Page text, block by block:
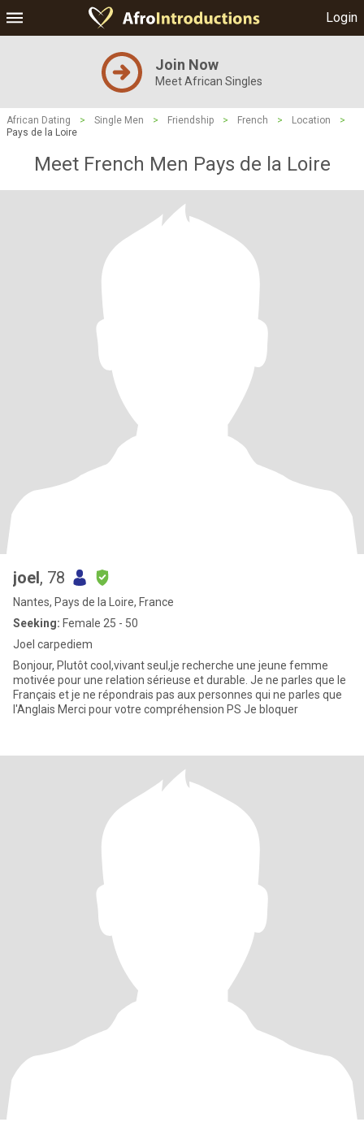
Login
Join Now
Meet African Singles
African Dating > Single Men > Friendship > French > Location
>
Pays de la Loire
Meet French Men Pays de la Loire
joel, 78
Nantes, Pays de la Loire, France
Seeking: Female 25 - 50
Joel carpediem
Bonjour, Plutôt cool,vivant seul,je recherche une jeune femme
motivée pour une relation sérieuse et durable. Je ne parles que le
Français et je ne répondrais pas aux personnes qui ne parles que
l'Anglais Merci pour votre compréhension PS Je bloquer